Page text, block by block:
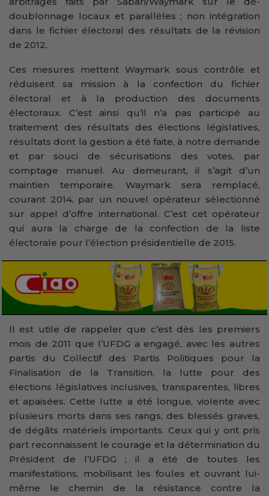
doublonnage locaux et parallèles ; non intégration
dans le fichier électoral des résultats de la révision
de 2012.
Ces mesures mettent Waymark sous contrôle et
réduisent sa mission à la confection du fichier
électoral et à la production des documents
électoraux. C’est ainsi qu’il n’a pas participé au
traitement des résultats des élections législatives,
résultats dont la gestion a été faite, à notre demande
et par souci de sécurisations des votes, par
comptage manuel. Au demeurant, il s’agit d’un
maintien temporaire. Waymark sera remplacé,
courant 2014, par un nouvel opérateur sélectionné
sur appel d’offre international. C’est cet opérateur
qui aura la charge de la confection de la liste
électorale pour l’élection présidentielle de 2015.
Il est utile de rappeler que c’est dès les premiers
mois de 2011 que l’UFDG a engagé, avec les autres
partis du Collectif des Partis Politiques pour la
Finalisation de la Transition, la lutte pour des
élections législatives inclusives, transparentes, libres
et apaisées. Cette lutte a été longue, violente avec
plusieurs morts dans ses rangs, des blessés graves,
de dégâts matériels importants. Ceux qui y ont pris
part reconnaissent le courage et la détermination du
Président de l’UFDG ; il a été de toutes les
manifestations, mobilisant les foules et ouvrant lui-
même le chemin de la résistance contre la